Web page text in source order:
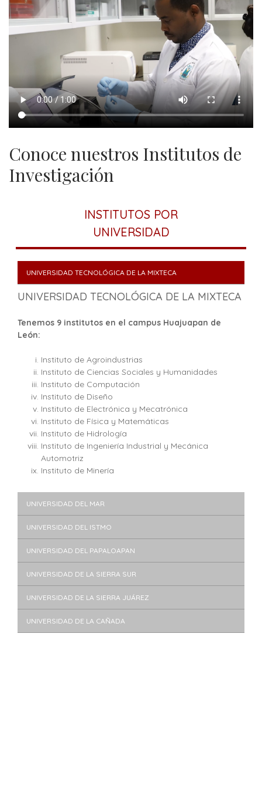
Investigación
Conoce nuestros Institutos de
Investigación